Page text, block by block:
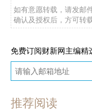
如有意愿转载，请发邮
确认及授权后，方可转载
免费订阅财新网主编精
推荐阅读